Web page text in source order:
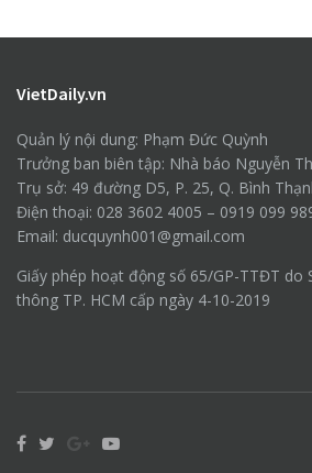
VietDaily.vn
Quản lý nội dung: Phạm Đức Quỳnh
Trưởng ban biên tập: Nhà báo Nguyễn
Trụ sở: 49 đường D5, P. 25, Q. Bình
Điện thoại: 028 3602 4005 – 0919 099
Email: ducquynh001@gmail.com
Giấy phép hoạt động số 65/GP-TTĐT do
thông TP. HCM cấp ngày 4-10-2019